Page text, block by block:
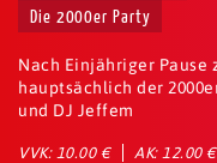
Die 2000er Party
Nach Einjähriger Pause
hauptsächlich der
und DJ Jeffem
VVK: 10.00 € AK: 12.00 €